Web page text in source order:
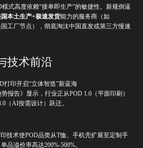
模式高度依赖“接单即生产”的敏捷性。新规倒逼
本土生产+极速发货能力的服务商（如
工厂节点），彻底淘汰中国直发或第三方慢速
技术前沿
打印开启“立体智造”新蓝海
报告》显示，行业正从POD 1.0（平面印刷）
（AI按需设计）跃迁。
印技术使POD品类从T恤、手机壳扩展至定制手
品溢价率高达200%-500%。